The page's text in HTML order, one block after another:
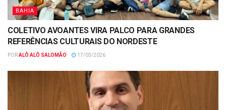
BAHIA
COLETIVO AVOANTES VIRA PALCO PARA GRANDES
REFERÊNCIAS CULTURAIS DO NORDESTE
PORALÔ ALÔ SALOMÃO 17/03/2026